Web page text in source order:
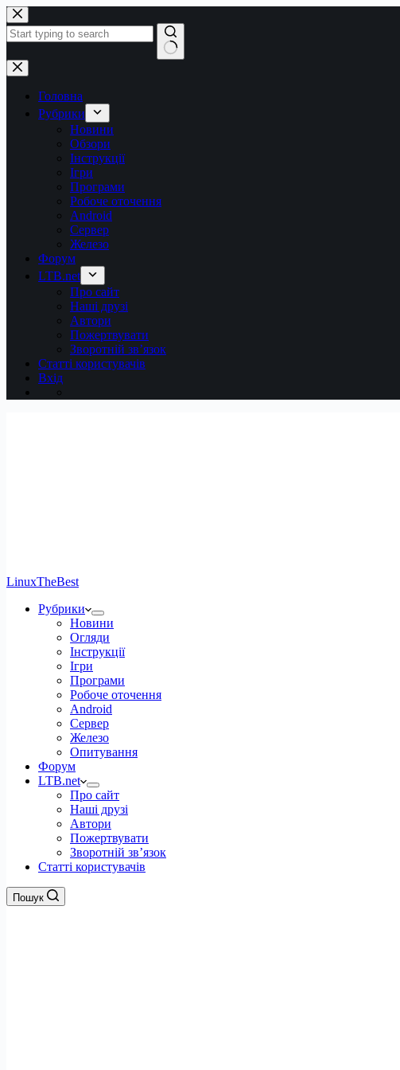
Перейти
до
вмісту
Немає
результатів
Головна
Рубрики
Новини
Обзори
Інструкції
Ігри
Програми
Робоче оточення
Android
Сервер
Железо
Форум
LTB.net
Про сайт
Наші друзі
Автори
Пожертвувати
Зворотній зв’язок
Статті користувачів
Вхід
LinuxTheBest
Рубрики
Новини
Огляди
Інструкції
Ігри
Програми
Робоче оточення
Android
Сервер
Железо
Опитування
Форум
LTB.net
Про сайт
Наші друзі
Автори
Пожертвувати
Зворотній зв’язок
Статті користувачів
Пошук